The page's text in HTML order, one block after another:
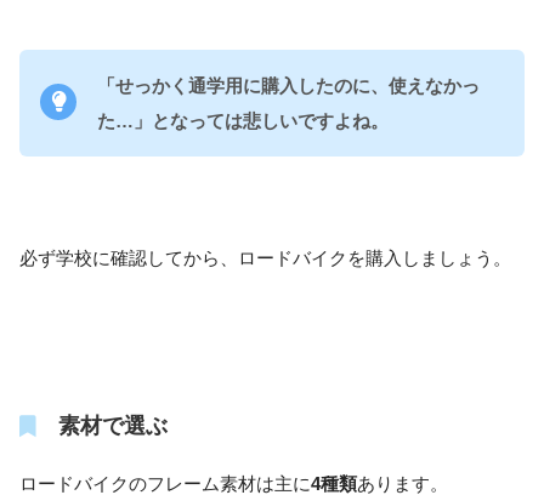
「せっかく通学用に購入したのに、使えなかっ
た…」となっては悲しいですよね。
必ず学校に確認してから、ロードバイクを購入しましょう。
素材で選ぶ
ロードバイクのフレーム素材は主に4種類あります。